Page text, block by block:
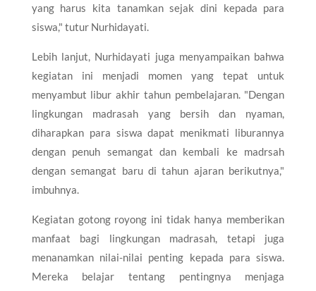
yang harus kita tanamkan sejak dini kepada para
siswa," tutur Nurhidayati.
Lebih lanjut, Nurhidayati juga menyampaikan bahwa
kegiatan ini menjadi momen yang tepat untuk
menyambut libur akhir tahun pembelajaran. "Dengan
lingkungan madrasah yang bersih dan nyaman,
diharapkan para siswa dapat menikmati liburannya
dengan penuh semangat dan kembali ke madrsah
dengan semangat baru di tahun ajaran berikutnya,"
imbuhnya.
Kegiatan gotong royong ini tidak hanya memberikan
manfaat bagi lingkungan madrasah, tetapi juga
menanamkan nilai-nilai penting kepada para siswa.
Mereka belajar tentang pentingnya menjaga